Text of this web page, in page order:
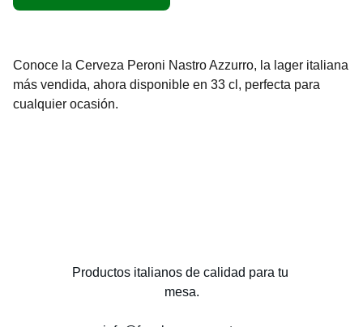
Conoce la Cerveza Peroni Nastro Azzurro, la lager italiana
más vendida, ahora disponible en 33 cl, perfecta para
cualquier ocasión.
Productos italianos de calidad para tu
mesa.